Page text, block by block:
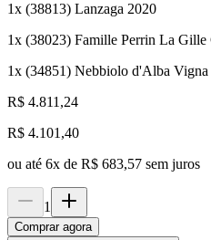
1x (38813) Lanzaga 2020
1x (38023) Famille Perrin La Gille
1x (34851) Nebbiolo d'Alba Vigna
R$ 4.811,24
R$ 4.101,40
ou até 6x de R$ 683,57 sem juros
1
Comprar agora